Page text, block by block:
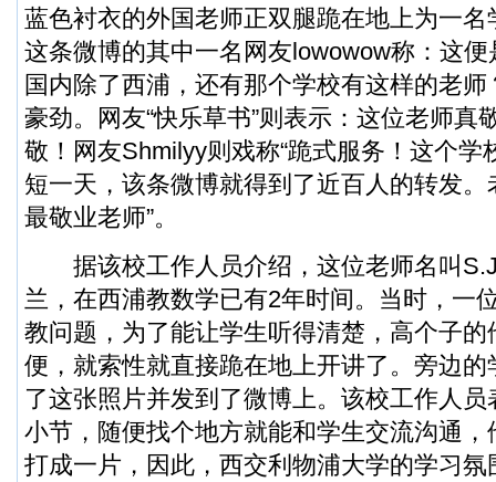
蓝色衬衣的外国老师正双腿跪在地上为一
这条微博的其中一名网友lowowow称：这
国内除了西浦，还有那个学校有这样的老
豪劲。网友“快乐草书”则表示：这位老师真
敬！网友Shmilyy则戏称“跪式服务！这个学
短一天，该条微博就得到了近百人的转发。
最敬业老师”。
据该校工作人员介绍，这位老师名叫
兰，在西浦教数学已有2年时间。当时，一
教问题，为了能让学生听得清楚，高个子
便，就索性就直接跪在地上开讲了。旁边
了这张照片并发到了微博上。该校工作人
小节，随便找个地方就能和学生交流沟通
打成一片，因此，西交利物浦大学的学习